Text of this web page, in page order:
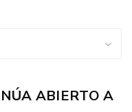
ABIERTO A